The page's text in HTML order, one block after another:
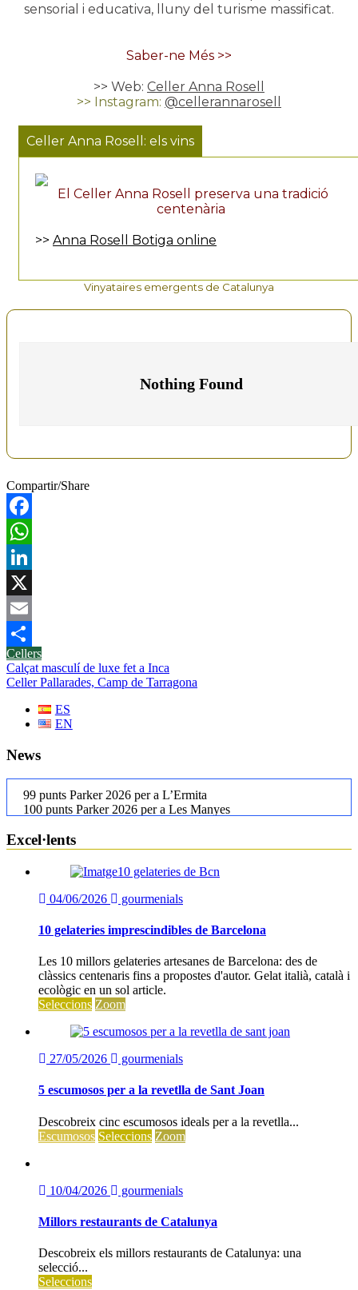
sensorial i educativa, lluny del turisme massificat.
Saber-ne Més >>
>> Web: Celler Anna Rosell
>> Instagram: @cellerannarosell
Celler Anna Rosell: els vins
El Celler Anna Rosell preserva una tradició
centenària
>> Anna Rosell Botiga online
Vinyataires emergents de Catalunya
Nothing Found
Compartir/Share
Facebook
WhatsApp
LinkedIn
X
Email
Comparteix
Cellers
Navegació
d'entrades
Calçat masculí de luxe fet a Inca
Celler Pallarades, Camp de Tarragona
ES
EN
News
99 punts Parker 2026 per a L’Ermita
100 punts Parker 2026 per a Les Manyes
La UE reconeix la IGP Pernil Cerretà
Verema al Penedès: vi, cava i gastronomia
Manuel Raventós Negra Magnum 2018
Excel·lents
04/06/2026 gourmenials
10 gelateries imprescindibles de Barcelona
Les 10 millors gelateries artesanes de Barcelona: des de
clàssics centenaris fins a propostes d'autor. Gelat italià, català i
ecològic en un sol article.
Seleccions Zoom
27/05/2026 gourmenials
5 escumosos per a la revetlla de Sant Joan
Descobreix cinc escumosos ideals per a la revetlla...
Escumosos Seleccions Zoom
10/04/2026 gourmenials
Millors restaurants de Catalunya
Descobreix els millors restaurants de Catalunya: una
selecció...
Seleccions